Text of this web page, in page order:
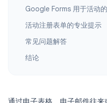
Google Forms 用于活动
活动注册表单的专业提示
常见问题解答
结论